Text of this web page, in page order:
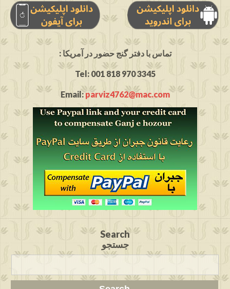
: تماس با دفتر گنج حضور در آمریکا
Tel: 001 818 970 3345
Email:parviz4762@mac.com
Search
جستجو